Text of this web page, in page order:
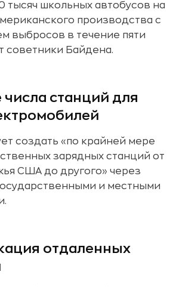
тысяч школьных автобусов на
производства с
выбросов в течение пяти
советники Байдена.
станций для
создать «по крайней мере
зарядных станций от
США до другого» через
и местными
отдаленных